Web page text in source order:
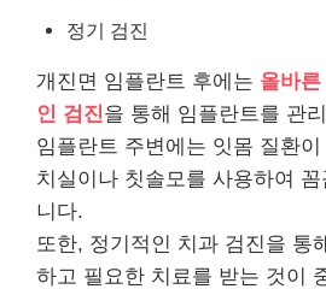
정기 검진
개진면 임플란트 후에는 올바
인 검진을 통해 임플란트를 관
임플란트 주변에는 잇몸 질환
치실이나 칫솔모를 사용하여
니다.
또한, 정기적인 치과 검진을 통
하고 필요한 치료를 받는 것이